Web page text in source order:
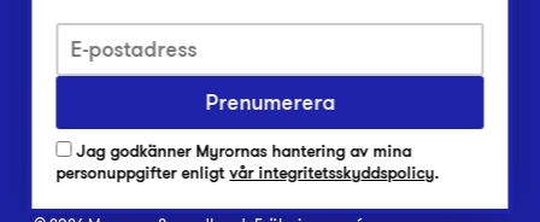
Integritetsskyddspolicy
Har du frågor om onlineköp, leverans eller retur?
Har du frågor om vår verksamhet?
Vanliga frågor om Myrorna
Prenumerera
Jag godkänner Myrornas hantering av mina
personuppgifter enligtvår integritetsskyddspolicy.